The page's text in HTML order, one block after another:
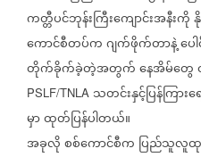
ကတ္တီပင်ဘုန်းကြီးကျောင်းအနီးကို
ကောင်စီတပ်ကဂျက်ဖိုက်တာနဲ့ပေ
တိုက်ခိုက်ခဲ့တဲ့အတွက်နေအိမ်တွေ
PSLF/TNLA သတင်းနှင့်ပြန်ကြား
မှာထုတ်ပြန်ပါတယ်။
အခုလိုစစ်ကောင်စီက ပြည်သူလူ